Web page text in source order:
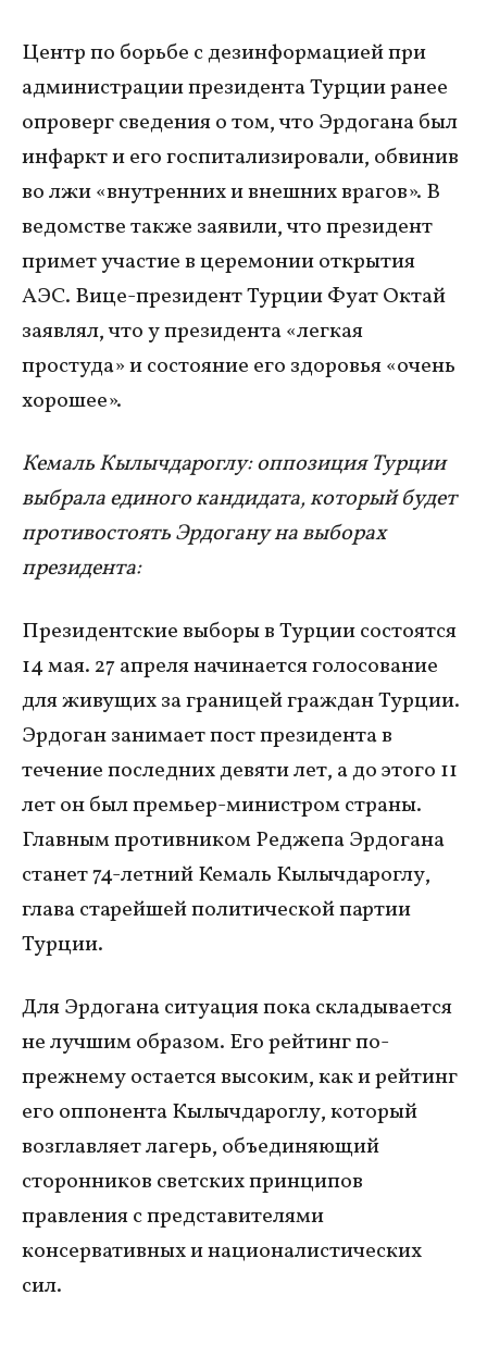
Центр по борьбе с дезинформацией при
администрации президента Турции ранее
опроверг сведения о том, что Эрдогана был
инфаркт и его госпитализировали, обвинив
во лжи «внутренних и внешних врагов». В
ведомстве также заявили, что президент
примет участие в церемонии открытия
АЭС. Вице-президент Турции Фуат Октай
заявлял, что у президента «легкая
простуда» и состояние его здоровья «очень
хорошее».
Кемаль Кылычдароглу: оппозиция Турции
выбрала единого кандидата, который будет
противостоять Эрдогану на выборах
президента:
Президентские выборы в Турции состоятся
14 мая. 27 апреля начинается голосование
для живущих за границей граждан Турции.
Эрдоган занимает пост президента в
течение последних девяти лет, а до этого 11
лет он был премьер-министром страны.
Главным противником Реджепа Эрдогана
станет 74-летний Кемаль Кылычдароглу,
глава старейшей политической партии
Турции.
Для Эрдогана ситуация пока складывается
не лучшим образом. Его рейтинг по-
прежнему остается высоким, как и рейтинг
его оппонента Кылычдароглу, который
возглавляет лагерь, объединяющий
сторонников светских принципов
правления с представителями
консервативных и националистических
сил.